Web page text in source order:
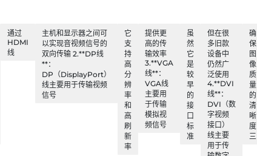
通过
HDMI
线
主机和显示器之间可
以实现音视频信号的
双向传输 2.**DP线
**：
DP（DisplayPort）
线主要用于传输视频
信号
它
支
持
高
分
辨
率
和
高
刷
新
率
提供更
高的传
输效率
3.**VGA
线**：
VGA线
主要用
于传输
模拟视
频信号
虽
然
它
是
较
早
的
接
口
标
准
但在很
多旧款
设备中
仍然广
泛使用
4.**DVI
线**：
DVI（数
字视频
接口）
线主要
用于传
确
保
图
像
质
量
的
清
晰
度
三